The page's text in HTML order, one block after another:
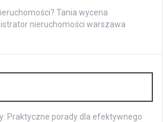
Tania wycena
nieruchomości warszawa
Praktyczne porady dla efektywnego